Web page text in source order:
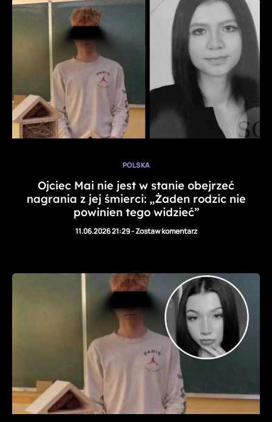
POLSKA
Ojciec Mai nie jest w stanie obejrzeć
nagrania z jej śmierci: „Żaden rodzic nie
powinien tego widzieć”
11.06.2026 21:29-Zostaw komentarz